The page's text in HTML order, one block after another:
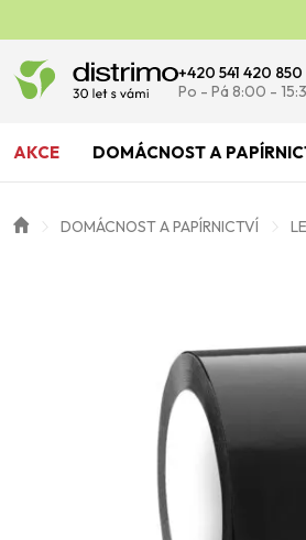
+420 541 420 850
Po - Pá 8:00 -
AKCE DOMÁCNOST A
DOMÁCNOST A PAPÍRNICTVÍ